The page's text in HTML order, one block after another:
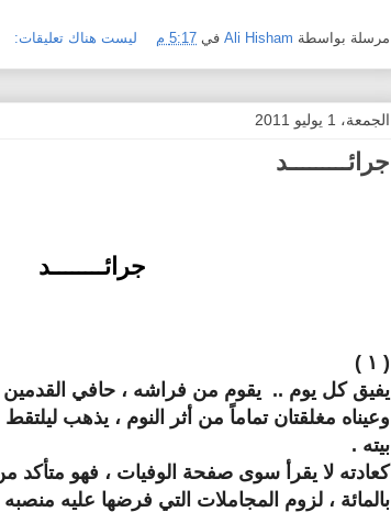
مرسلة بواسطة Ali Hisham في 5:17 م ليست هناك تعليقات:
الجمعة، 1 يوليو 2011
جرائـــــــــد
جرائــــــــد
( ۱ )
يفيق كل يوم .. يقوم من فراشه ، حافي القدمين
وعيناه مغلقتان تماماً من أثر النوم ، يذهب
بيته .
كعادته لا يقرأ سوى صفحة الوفيات ، فهو متأكد
بالمائة ، لزوم المجاملات التي فرضها عليه منصبه